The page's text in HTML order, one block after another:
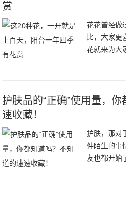
赏
花花曾经做
比，大家更
花就来为大
最长，给
护肤品的“正确”使用量，
速收藏！
护肤，那对
件陌生的事
友也都开始
的最求，